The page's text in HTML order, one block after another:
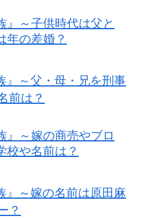
』～子供時代は父と
年の差婚？
』～父・母・兄を刑事
前は？
』～嫁の商売やブロ
校や名前は？
』～嫁の名前は原田麻
？